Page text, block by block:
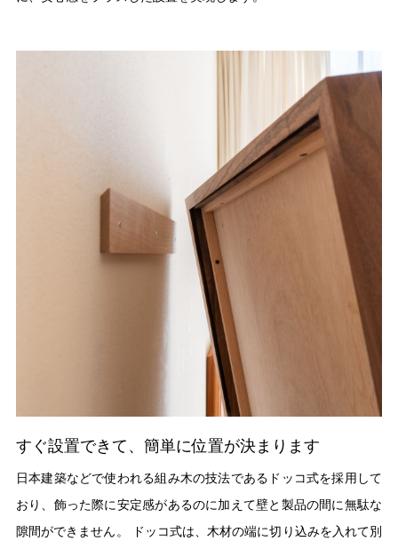
すぐ設置できて、簡単に位置が決まります
日本建築などで使われる組み木の技法であるドッコ式を採用して
おり、飾った際に安定感があるのに加えて壁と製品の間に無駄な
隙間ができません。 ドッコ式は、木材の端に切り込みを入れて別